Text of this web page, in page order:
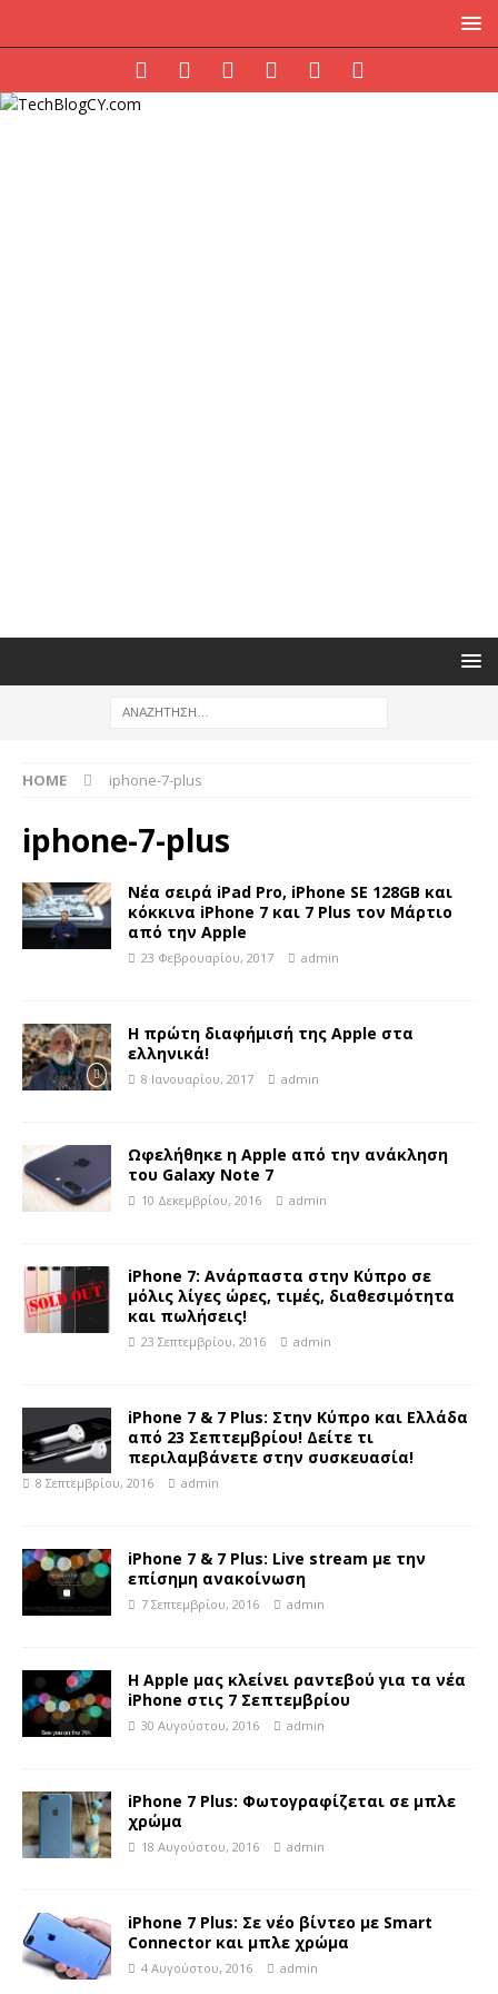
HOME iphone-7-plus
iphone-7-plus
Νέα σειρά iPad Pro, iPhone SE 128GB και
κόκκινα iPhone 7 και 7 Plus τον Μάρτιο
από την Apple
23 Φεβρουαρίου, 2017 admin
Η πρώτη διαφήμισή της Apple στα
ελληνικά!
8 Ιανουαρίου, 2017 admin
Ωφελήθηκε η Apple από την ανάκληση
του Galaxy Note 7
10 Δεκεμβρίου, 2016 admin
iPhone 7: Ανάρπαστα στην Κύπρο σε
μόλις λίγες ώρες, τιμές, διαθεσιμότητα
και πωλήσεις!
23 Σεπτεμβρίου, 2016 admin
iPhone 7 & 7 Plus: Στην Κύπρο και Ελλάδα
από 23 Σεπτεμβρίου! Δείτε τι
περιλαμβάνετε στην συσκευασία!
8 Σεπτεμβρίου, 2016 admin
iPhone 7 & 7 Plus: Live stream με την
επίσημη ανακοίνωση
7 Σεπτεμβρίου, 2016 admin
Η Apple μας κλείνει ραντεβού για τα νέα
iPhone στις 7 Σεπτεμβρίου
30 Αυγούστου, 2016 admin
iPhone 7 Plus: Φωτογραφίζεται σε μπλε
χρώμα
18 Αυγούστου, 2016 admin
iPhone 7 Plus: Σε νέο βίντεο με Smart
Connector και μπλε χρώμα
4 Αυγούστου, 2016 admin